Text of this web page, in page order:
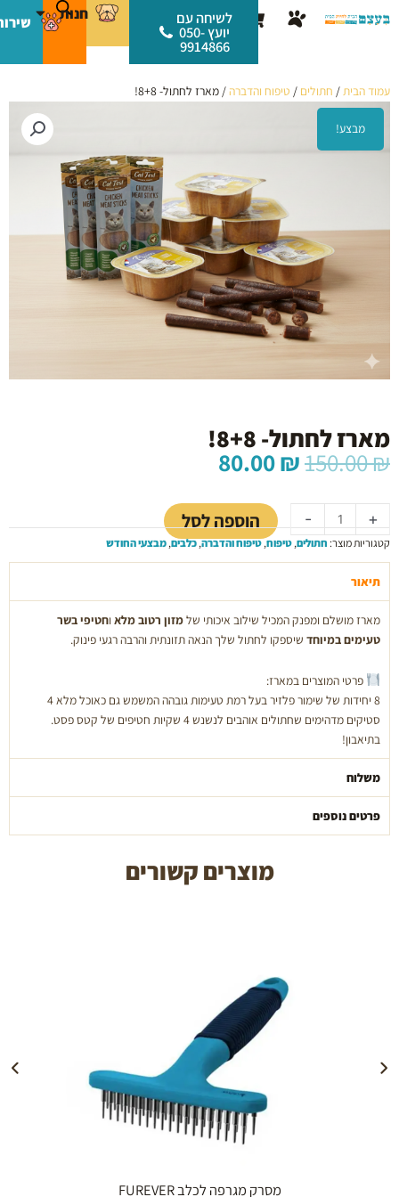
לתוכן
עגלת
קניות
לשיחה עם
יועץ 050-
9914866
חנות
עמוד הבית/ חתולים / טיפוח והדברה/ מארז לחתול- 8+8!
מבצע!
מארז לחתול- 8+8!
150.00₪ המחיר
המקורי
היה:
150.00 ₪.
80.00₪
הוא:
80.00 ₪. -
של
מארז
לחתול-
8+8!
+ הוספה לסל
קטגוריות מוצר: חתולים,טיפוח,טיפוח והדברה,כלבים,מבצעי החודש
תיאור
מארז מושלם ומפנק המכיל שילוב איכותי שלמזון רטוב מלאוחטיפי בשר
טעימים במיוחד שיספקו לחתול שלך הנאה תזונתית והרבה רגעי פינוק.
פרטי המוצרים במארז:
8 יחידות של שימור פלזיר בעל רמת טעימות גובהה המשמש גם כאוכל מלא 4
סטיקים מדהימים שחתולים אוהבים לנשנש 4 שקיות חטיפים של קטס פסט.
בתיאבון!
משלוח
פרטים נוספים
מוצרים קשורים
הוספה לעגלה
מסרק מגרפה לכלב FUREVER